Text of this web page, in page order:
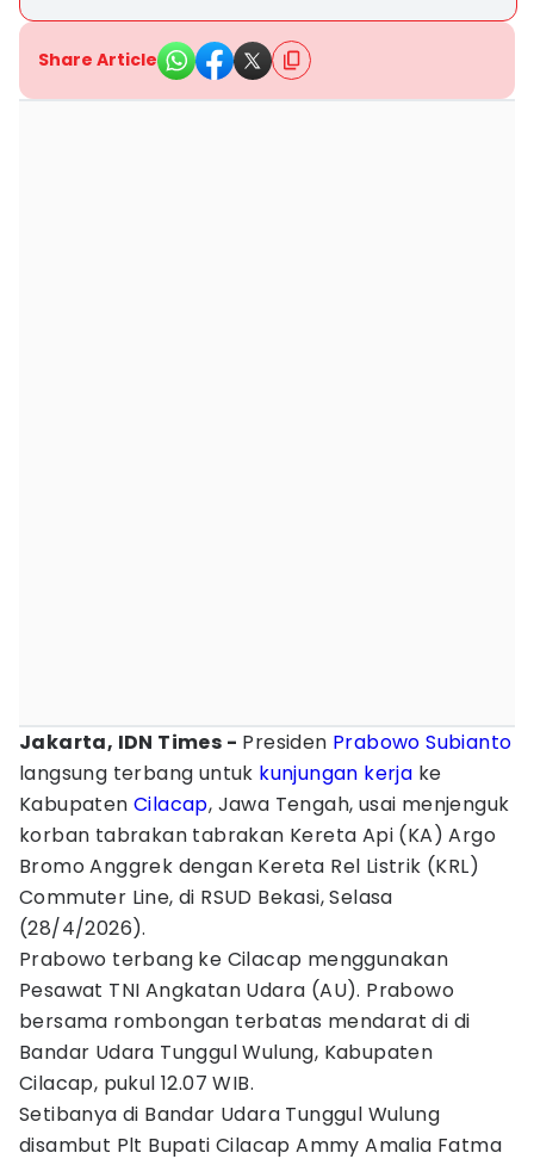
Share Article
Jakarta, IDN Times - Presiden Prabowo Subianto
langsung terbang untuk kunjungan kerja ke
KabupatenCilacap, Jawa Tengah, usai menjenguk
korban tabrakan tabrakan Kereta Api (KA) Argo
Bromo Anggrek dengan Kereta Rel Listrik (KRL)
Commuter Line, di RSUD Bekasi, Selasa
(28/4/2026).
Prabowo terbang ke Cilacap menggunakan
Pesawat TNI Angkatan Udara (AU). Prabowo
bersama rombongan terbatas mendarat di di
Bandar Udara Tunggul Wulung, Kabupaten
Cilacap, pukul 12.07 WIB.
Setibanya di Bandar Udara Tunggul Wulung
disambut Plt Bupati Cilacap Ammy Amalia Fatma